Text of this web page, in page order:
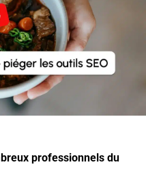
professionnels du